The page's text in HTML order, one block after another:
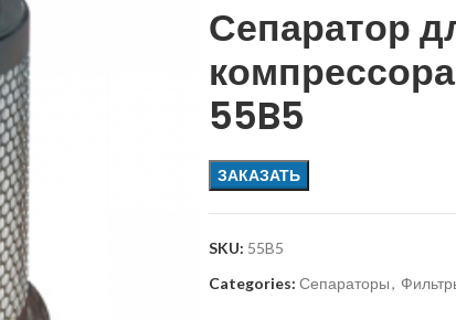
Сепаратор
55B5
ЗАКАЗАТЬ
SKU: 55B5
Categories: Сепараторы,